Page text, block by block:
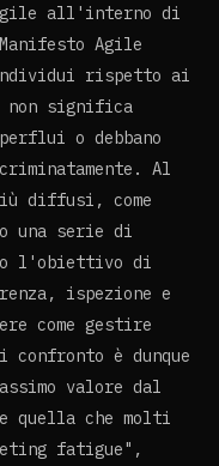
all'interno di
Agile
rispetto ai
non significa
o debbano
Al
diffusi, come
una serie di
l'obiettivo di
ispezione e
come gestire
confronto è dunque
valore dal
quella che molti
fatigue",